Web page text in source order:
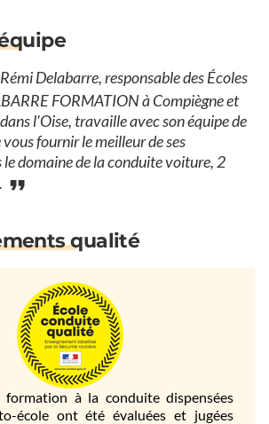
Delabarre, responsable des Écoles
FORMATION à Compiègne et
l'Oise, travaille avec son équipe de
fournir le meilleur de ses
domaine de la conduite voiture, 2
qualité
formation à la conduite dispensées
école ont été évaluées et jugées